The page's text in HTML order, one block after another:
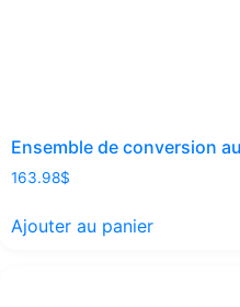
Ensemble de conversion
163.98$
Ajouter au panier